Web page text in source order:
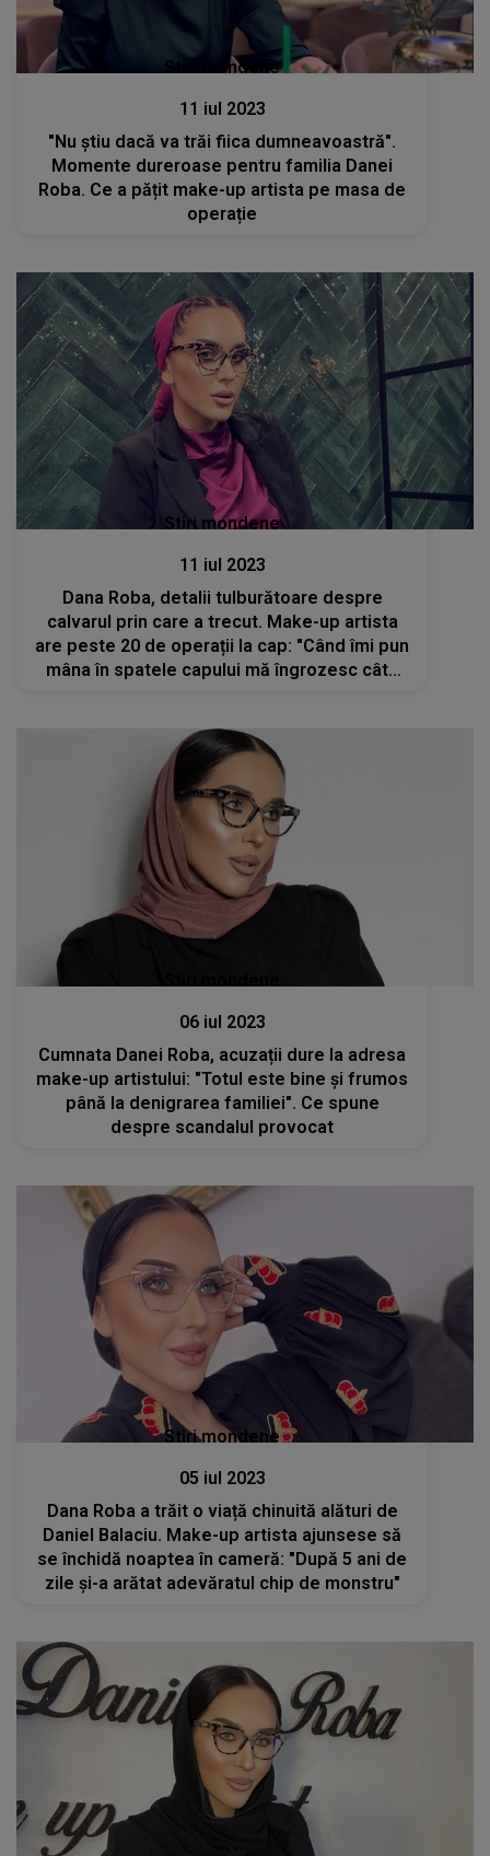
Stiri mondene
11 iul 2023
"Nu știu dacă va trăi fiica dumneavoastră".
Momente dureroase pentru familia Danei
Roba. Ce a pățit make-up artista pe masa de
operație
Stiri mondene
11 iul 2023
Dana Roba, detalii tulburătoare despre
calvarul prin care a trecut. Make-up artista
are peste 20 de operații la cap: "Când îmi pun
mâna în spatele capului mă îngrozesc câte
06 iul 2023
Cumnata Danei Roba, acuzații dure la adresa
make-up artistului: "Totul este bine și frumos
până la denigrarea familiei". Ce spune
despre scandalul provocat
Stiri mondene
05 iul 2023
Dana Roba a trăit o viață chinuită alături de
Daniel Balaciu. Make-up artista ajunsese să
se închidă noaptea în cameră: "După 5 ani de
zile și-a arătat adevăratul chip de monstru"